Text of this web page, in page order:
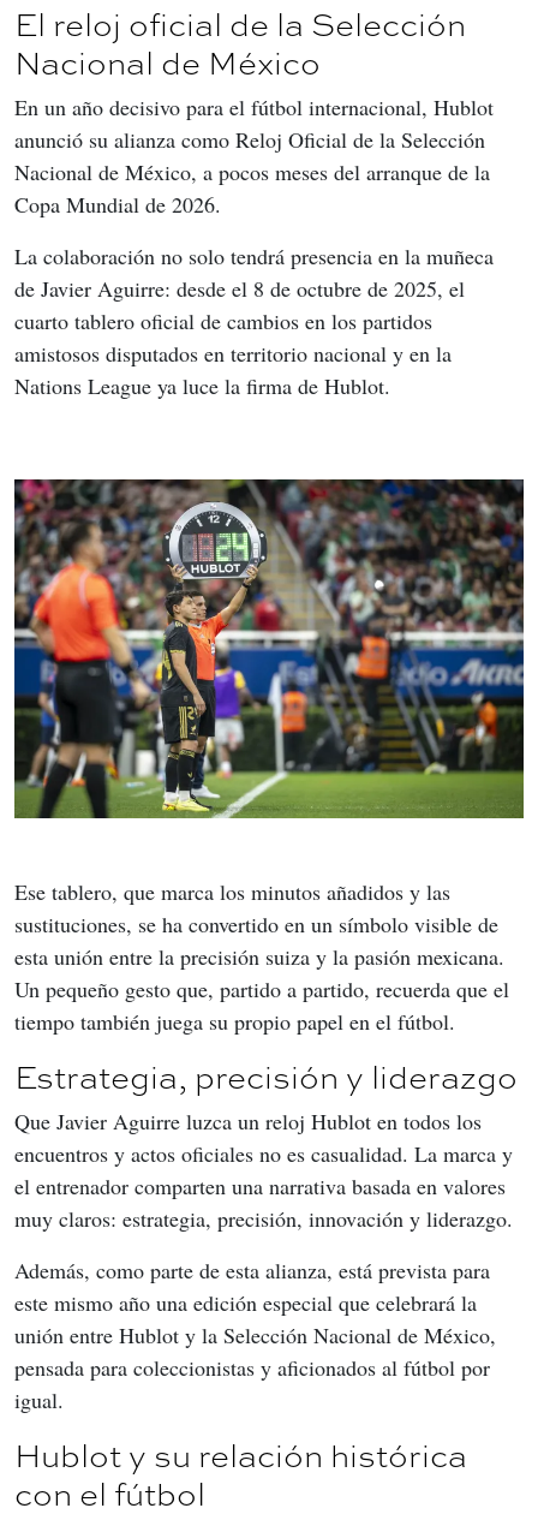
El reloj oficial de la Selección
Nacional de México
En un año decisivo para el fútbol internacional, Hublot
anunció su alianza como Reloj Oficial de la Selección
Nacional de México, a pocos meses del arranque de la
Copa Mundial de 2026.
La colaboración no solo tendrá presencia en la muñeca
de Javier Aguirre: desde el 8 de octubre de 2025, el
cuarto tablero oficial de cambios en los partidos
amistosos disputados en territorio nacional y en la
Nations League ya luce la firma de Hublot.
Ese tablero, que marca los minutos añadidos y las
sustituciones, se ha convertido en un símbolo visible de
esta unión entre la precisión suiza y la pasión mexicana.
Un pequeño gesto que, partido a partido, recuerda que el
tiempo también juega su propio papel en el fútbol.
Estrategia, precisión y liderazgo
Que Javier Aguirre luzca un reloj Hublot en todos los
encuentros y actos oficiales no es casualidad. La marca y
el entrenador comparten una narrativa basada en valores
muy claros: estrategia, precisión, innovación y liderazgo.
Además, como parte de esta alianza, está prevista para
este mismo año una edición especial que celebrará la
unión entre Hublot y la Selección Nacional de México,
pensada para coleccionistas y aficionados al fútbol por
igual.
Hublot y su relación histórica
con el fútbol